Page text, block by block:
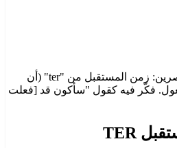
يجمع المستقبل التام بين عنصرين: زمن المستقبل من "ter" (أن
فكّر فيه كقول "سأكون قد [فعلت